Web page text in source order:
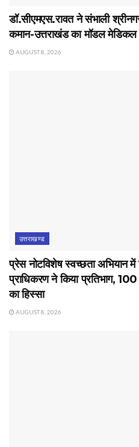
डॉ.सीएमएस.रावत ने संभाली
कमान-उत्तराखंड का मॉडल
AUGUST 8, 2026
उत्तराखण्ड
प्रेस नोटविशेष स्वच्छता अभियान
प्राधिकरण ने किया प्रतिभाग,
का हिस्सा
AUGUST 8, 2026